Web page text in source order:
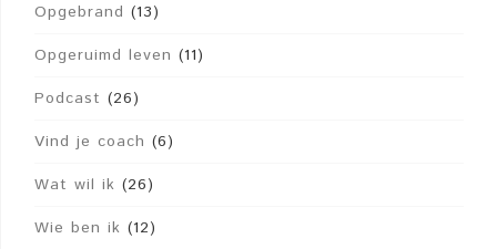
Opgebrand (13)
Opgeruimd leven (11)
Podcast (26)
Vind je coach (6)
Wat wil ik (26)
Wie ben ik (12)